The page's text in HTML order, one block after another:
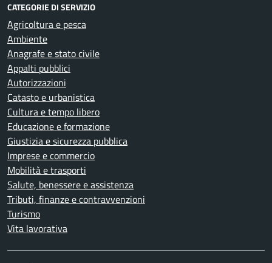
CATEGORIE DI SERVIZIO
Agricoltura e pesca
Ambiente
Anagrafe e stato civile
Appalti pubblici
Autorizzazioni
Catasto e urbanistica
Cultura e tempo libero
Educazione e formazione
Giustizia e sicurezza pubblica
Imprese e commercio
Mobilità e trasporti
Salute, benessere e assistenza
Tributi, finanze e contravvenzioni
Turismo
Vita lavorativa